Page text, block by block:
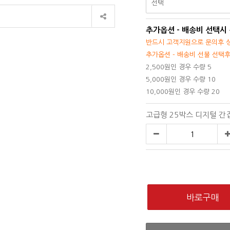
추가옵션 - 배송비 선택시
반드시 고객지원으로 문의후
추가옵션 - 배송비 선불 선택
2,500원인 경우 수량 5
5,000원인 경우 수량 10
10,000원인 경우 수량 20
고급형 25박스 디지털 간